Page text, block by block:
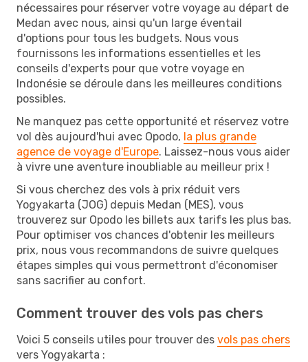
nécessaires pour réserver votre voyage au départ de
Medan avec nous, ainsi qu'un large éventail
d'options pour tous les budgets. Nous vous
fournissons les informations essentielles et les
conseils d'experts pour que votre voyage en
Indonésie se déroule dans les meilleures conditions
possibles.
Ne manquez pas cette opportunité et réservez votre
vol dès aujourd'hui avec Opodo, la plus grande
agence de voyage d'Europe. Laissez-nous vous aider
à vivre une aventure inoubliable au meilleur prix !
Si vous cherchez des vols à prix réduit vers
Yogyakarta (JOG) depuis Medan (MES), vous
trouverez sur Opodo les billets aux tarifs les plus bas.
Pour optimiser vos chances d'obtenir les meilleurs
prix, nous vous recommandons de suivre quelques
étapes simples qui vous permettront d'économiser
sans sacrifier au confort.
Comment trouver des vols pas chers
Voici 5 conseils utiles pour trouver des vols pas chers
vers Yogyakarta :